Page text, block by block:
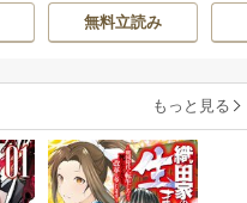
辺境伯令息に腕を
折られたので、責
す～
みかん
無料立読み
もっと見る